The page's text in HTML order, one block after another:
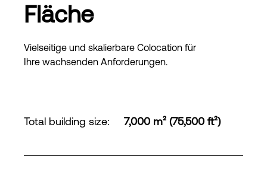
Fläche
Vielseitige und skalierbare Colocation für
Ihre wachsenden Anforderungen.
Total building size: 7,000 m² (75,500 ft²)